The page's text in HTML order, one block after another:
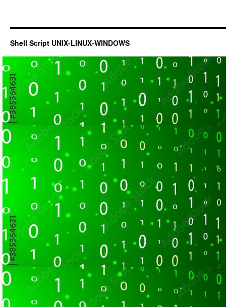
Shell Script UNIX-LINUX-WINDOWS